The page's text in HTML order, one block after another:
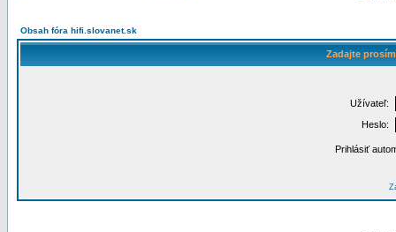
Obsah fóra hifi.slovanet.sk
Zadajte
Užívateľ:
Heslo:
Prihlásiť